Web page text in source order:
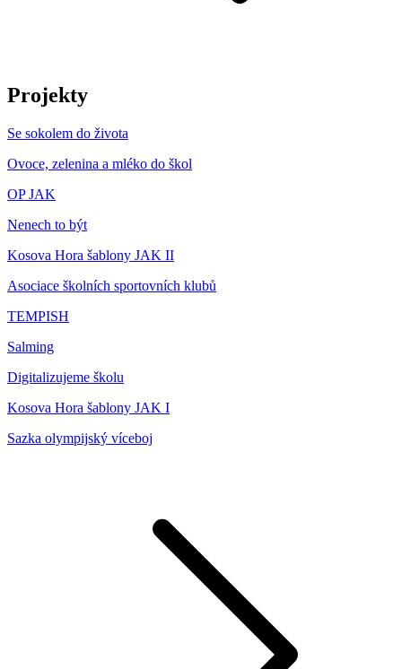
Projekty
Se sokolem do života
Ovoce, zelenina a mléko do škol
OP JAK
Nenech to být
Kosova Hora šablony JAK II
Asociace školních sportovních klubů
TEMPISH
Salming
Digitalizujeme školu
Kosova Hora šablony JAK I
Sazka olympijský víceboj